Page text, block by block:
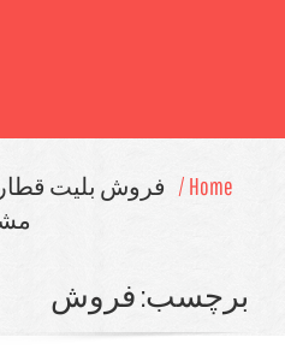
فروش بلیت قطارهای
مشهد از
فروش